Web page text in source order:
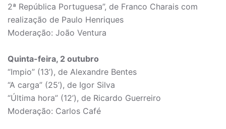
2ª República Portuguesa”, de Franco Charais com
realização de Paulo Henriques
Moderação: João Ventura
Quinta-feira, 2 outubro
“Impio” (13’), de Alexandre Bentes
“A carga” (25’), de Igor Silva
“Última hora” (12’), de Ricardo Guerreiro
Moderação: Carlos Café